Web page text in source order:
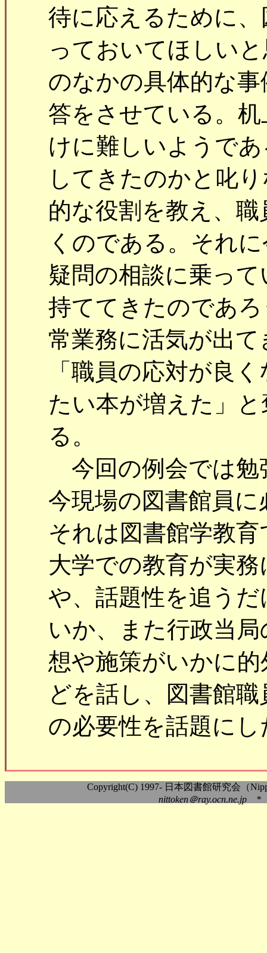
待に応えるために
っておいてほしい
のなかの具体的な
答をさせている。
けに難しいようで
してきたのかと叱
的な役割を教え、
くのである。それ
疑問の相談に乗っ
持ててきたのであ
常業務に活気が出
「職員の応対が良
たい本が増えた」
る。
今回の例会では勉
今現場の図書館員
それは図書館学教
大学での教育が実
や、話題性を追う
いか、また行政当
想や施策がいかに
どを話し、図書館
の必要性を話題にし
Copyright(C) 1997- 日本図書館研究会（
nittoken＠ray.ocn.ne.jp *